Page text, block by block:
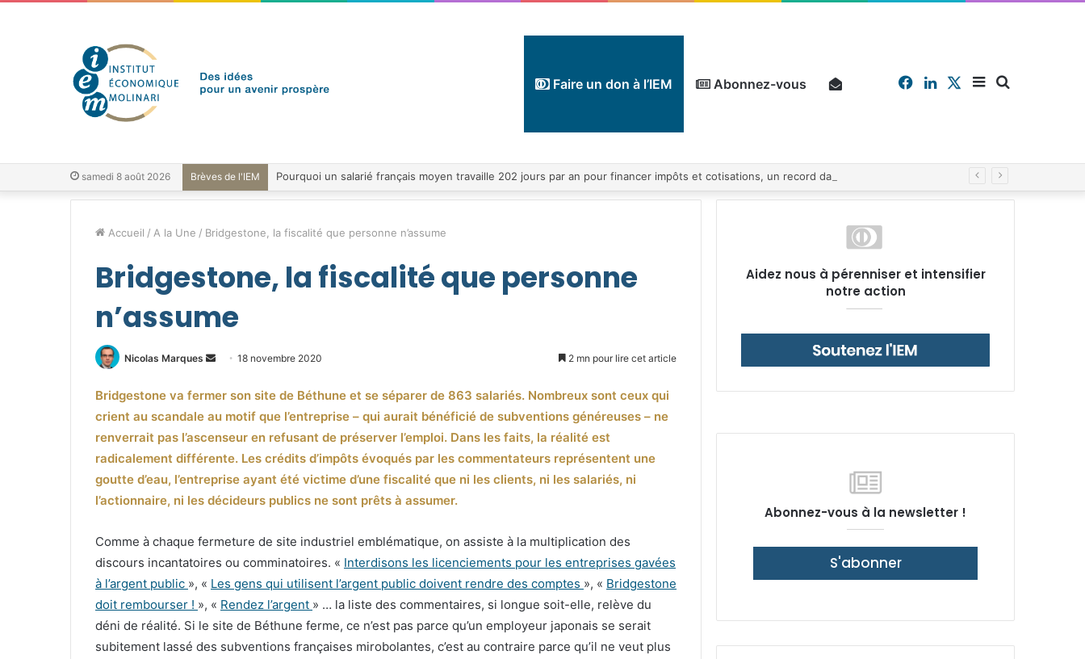
Faire un don à l’IEM Abonnez-vous Sidebar
X
Linkedin
Facebook
samedi 8 août 2026 Brèves de l'IEM
Accueil / A la Une / Bridgestone, la fiscalité que personne n’assume
Bridgestone, la fiscalité que personne
n’assume
Nicolas Marques
Envoyer
courriel
18 novembre 2020 2 mn pour lire cet article
Bridgestone va fermer son site de Béthune et se séparer de 863 salariés. Nombreux sont ceux qui
crient au scandale au motif que l’entreprise – qui aurait bénéficié de subventions généreuses – ne
renverrait pas l’ascenseur en refusant de préserver l’emploi. Dans les faits, la réalité est
radicalement différente. Les crédits d’impôts évoqués par les commentateurs représentent une
goutte d’eau, l’entreprise ayant été victime d’une fiscalité que ni les clients, ni les salariés, ni
l’actionnaire, ni les décideurs publics ne sont prêts à assumer.
Comme à chaque fermeture de site industriel emblématique, on assiste à la multiplication des
discours incantatoires ou comminatoires. « Interdisons les licenciements pour les entreprises gavées
à l’argent public », « Les gens qui utilisent l’argent public doivent rendre des comptes », « Bridgestone
doit rembourser ! », « Rendez l’argent » … la liste des commentaires, si longue soit-elle, relève du
déni de réalité. Si le site de Béthune ferme, ce n’est pas parce qu’un employeur japonais se serait
subitement lassé des subventions françaises mirobolantes, c’est au contraire parce qu’il ne veut plus
Aidez nous à pérenniser et intensifier
notre action
Abonnez-vous à la newsletter !
S'abonner